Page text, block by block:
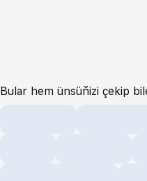
Bular hem ünsüňizi çekip